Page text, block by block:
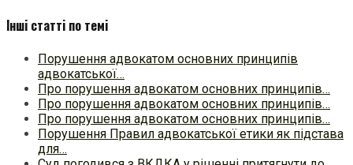
Інші статті по темі
Порушення адвокатом основних принципів
адвокатської…
Про порушення адвокатом основних принципів…
Про порушення адвокатом основних принципів…
Про порушення адвокатом основних принципів…
Порушення Правил адвокатської етики як підстава
для…